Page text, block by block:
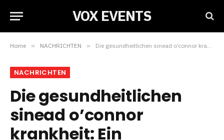
VOX EVENTS
Home » NACHRICHTEN » Die gesundheitlichen sinead o’connor krankheit: Ein tiefgreifender Einblick
NACHRICHTEN
Die gesundheitlichen
sinead o’connor
krankheit: Ein